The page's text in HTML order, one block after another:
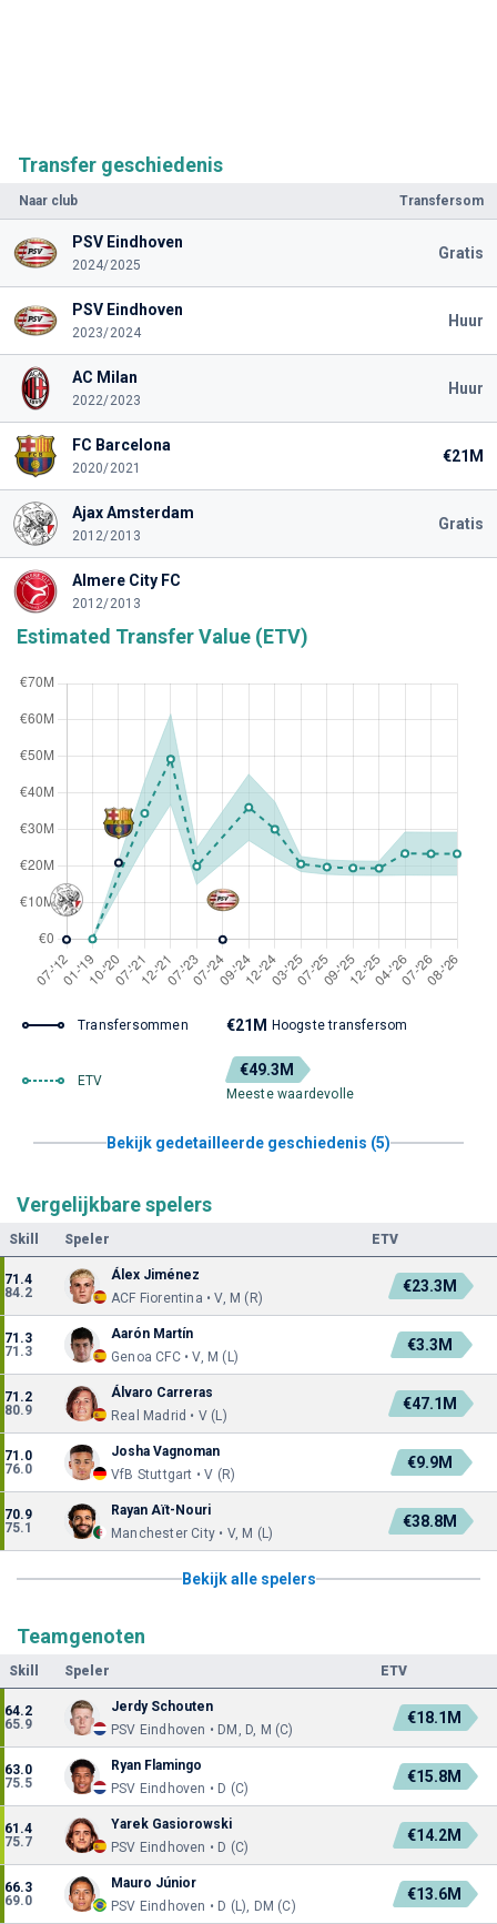
Transfer geschiedenis
Naar club Transfersom
PSV Eindhoven
2024/2025
Gratis
PSV Eindhoven
2023/2024
Huur
AC Milan
2022/2023
Huur
FC Barcelona
2020/2021
€21M
Ajax Amsterdam
2012/2013
Gratis
Almere City FC
2012/2013
Estimated Transfer Value (ETV)
Transfersommen €21M Hoogste transfersom
ETV
€49.3M
Meeste waardevolle
Bekijk gedetailleerde geschiedenis (5)
Vergelijkbare spelers
Skill Speler ETV
71.4
84.2
Álex Jiménez
ACF Fiorentina • V, M (R)
€23.3M
71.3
71.3
Aarón Martín
Genoa CFC • V, M (L)
€3.3M
71.2
80.9
Álvaro Carreras
Real Madrid • V (L)
€47.1M
71.0
76.0
Josha Vagnoman
VfB Stuttgart • V (R)
€9.9M
70.9
75.1
Rayan Aït-Nouri
Manchester City • V, M (L)
€38.8M
Bekijk alle spelers
Teamgenoten
Skill Speler ETV
64.2
65.9
Jerdy Schouten
PSV Eindhoven • DM, D, M (C)
€18.1M
63.0
75.5
Ryan Flamingo
PSV Eindhoven • D (C)
€15.8M
61.4
75.7
Yarek Gasiorowski
PSV Eindhoven • D (C)
€14.2M
66.3
69.0
Mauro Júnior
PSV Eindhoven • D (L), DM (C)
€13.6M